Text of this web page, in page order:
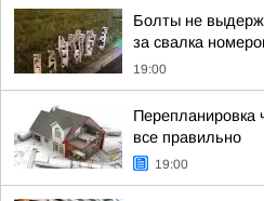
Болты не
за свалка
19:00
Перепланировка
все правильно
19:00